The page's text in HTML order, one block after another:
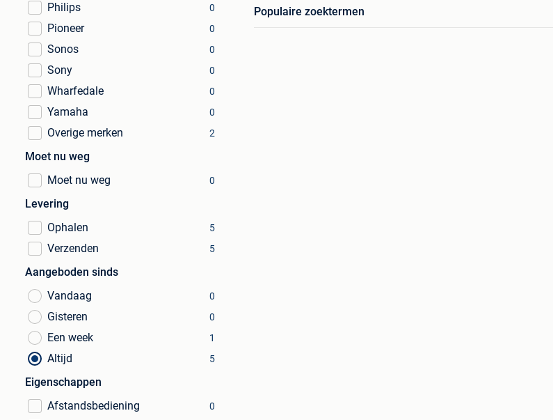
Philips 0
Pioneer 0
Sonos 0
Sony 0
Wharfedale 0
Yamaha 0
Overige merken 2
Moet nu weg
Moet nu weg
0
Levering
Ophalen
5
Verzenden 5
Aangeboden sinds
Vandaag
0
Gisteren 0
Een week 1
Altijd 5
Eigenschappen
Afstandsbediening
0
Populaire zoektermen